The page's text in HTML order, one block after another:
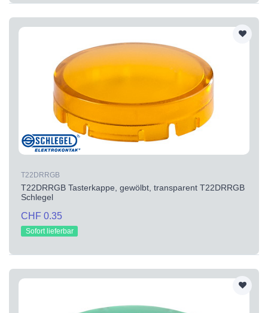
T22DRRGB
T22DRRGB Tasterkappe, gewölbt, transparent T22DRRGB
Schlegel
CHF 0.35
Sofort lieferbar